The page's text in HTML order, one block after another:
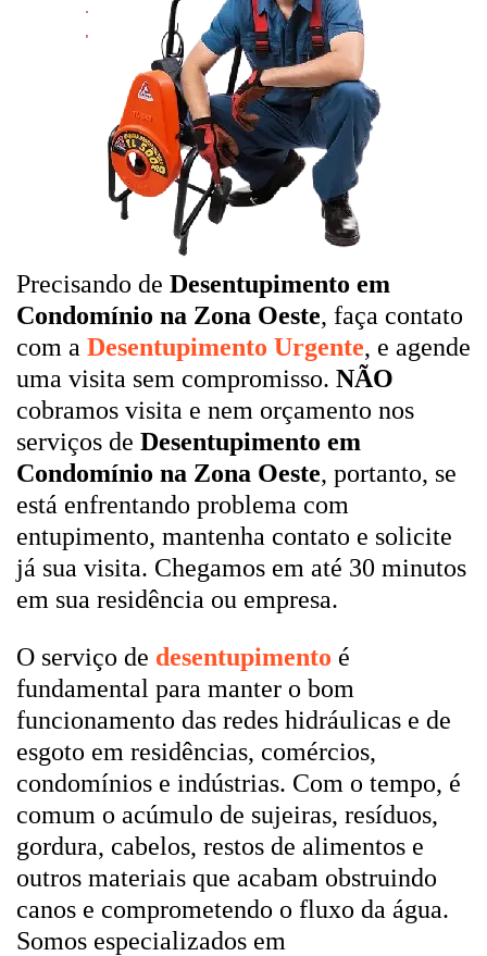
Precisando de Desentupimento em
Condomínio na Zona Oeste, faça contato
com a Desentupimento Urgente, e agende
uma visita sem compromisso. NÃO
cobramos visita e nem orçamento nos
serviços de Desentupimento em
Condomínio na Zona Oeste, portanto, se
está enfrentando problema com
entupimento, mantenha contato e solicite
já sua visita. Chegamos em até 30 minutos
em sua residência ou empresa.
O serviço de desentupimento é
fundamental para manter o bom
funcionamento das redes hidráulicas e de
esgoto em residências, comércios,
condomínios e indústrias. Com o tempo, é
comum o acúmulo de sujeiras, resíduos,
gordura, cabelos, restos de alimentos e
outros materiais que acabam obstruindo
canos e comprometendo o fluxo da água.
Somos especializados em